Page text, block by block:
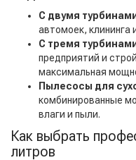
С двумя
автомоек, клининга
С тремя
предприятий и
максимальная
Пылесосы для
комбинированные
влаги и пыли.
Как выбрать
литров